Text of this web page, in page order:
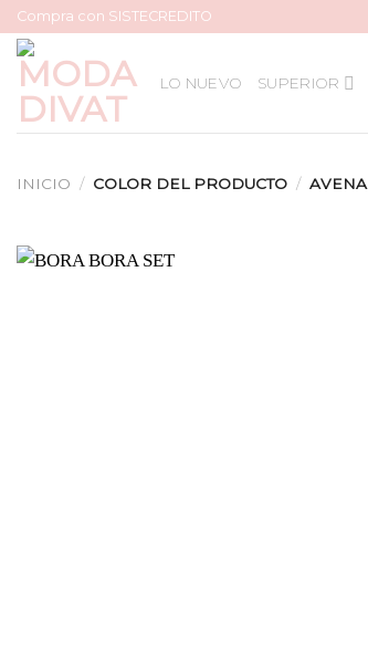
Skip
to
content
Compra con SISTECREDITO
LO NUEVO SUPERIOR
INICIO / COLOR DEL PRODUCTO / AVENA